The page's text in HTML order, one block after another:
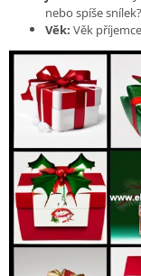
nebo spíše
Věk: Věk